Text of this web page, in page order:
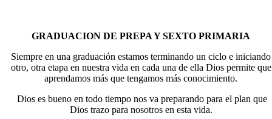
GRADUACION DE PREPA Y SEXTO PRIMARIA
Siempre en una graduación estamos terminando un ciclo e iniciando
otro, otra etapa en nuestra vida en cada una de ella Dios permite que
aprendamos más que tengamos más conocimiento.
Dios es bueno en todo tiempo nos va preparando para el plan que
Dios trazo para nosotros en esta vida.